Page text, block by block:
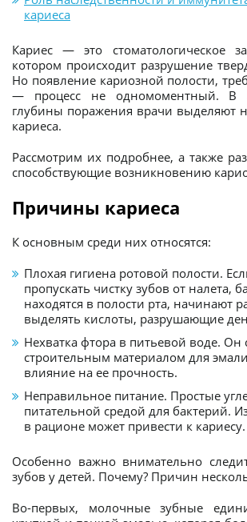
кариеса
Кариес — это стоматологическое
котором происходит разрушение
Но появление кариозной полости,
— процесс не одномоментный. В
глубины поражения врачи выделяют
кариеса.
Рассмотрим их подробнее, а также
способствующие возникновению
Причины кариеса
К основным среди них относятся:
Плохая гигиена ротовой полости.
пропускать чистку зубов от налета,
находятся в полости рта, начинают
выделять кислоты, разрушающие
Нехватка фтора в питьевой воде. Он
строительным материалом для
влияние на ее прочность.
Неправильное питание. Простые
питательной средой для бактерий.
в рационе может привести к кариесу.
Особенно важно внимательно
зубов у детей. Почему? Причин
Во-первых, молочные зубные